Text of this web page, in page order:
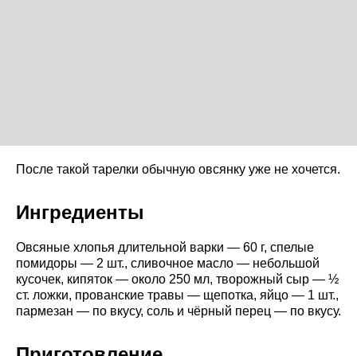
После такой тарелки обычную овсянку уже не хочется.
Ингредиенты
Овсяные хлопья длительной варки — 60 г, спелые
помидоры — 2 шт., сливочное масло — небольшой
кусочек, кипяток — около 250 мл, творожный сыр — ½
ст. ложки, прованские травы — щепотка, яйцо — 1 шт.,
пармезан — по вкусу, соль и чёрный перец — по вкусу.